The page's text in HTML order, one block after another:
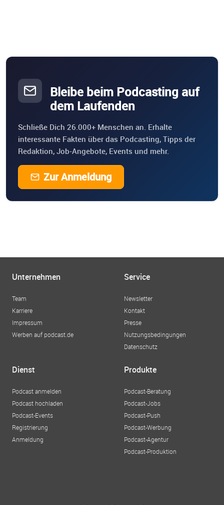
Bleibe beim Podcasting auf
dem Laufenden
Schließe Dich 26.000+ Menschen an. Erhalte
interessante Fakten über das Podcasting, Tipps der
Redaktion, Job-Angebote, Events und mehr.
Zur Anmeldung
Unternehmen
Team
Karriere
Impressum
Werben auf podcast.de
Service
Newsletter
Kontakt
Presse
Nutzungsbedingungen
Datenschutz
Dienst
Podcast anmelden
Podcast hochladen
Podcast-Events
Registrierung
Anmeldung
Produkte
Podcast-Beratung
Podcast-Jobs
Podcast-Push
Podcast-Werbung
Podcast-Agentur
Podcast-Produktion